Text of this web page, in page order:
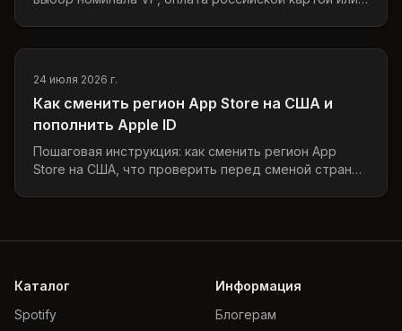
24 июля 2026 г.
Как сменить регион App Store на США и
пополнить Apple ID
Пошаговая инструкция: как сменить регион App
Store на США, что проверить перед сменой страны
Каталог
Spotify
Информация
Блогерам